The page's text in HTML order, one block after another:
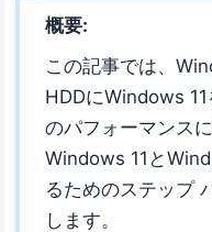
概要:
この記事では、
HDDにWindows
のパフォーマンス
Windows 11と
るためのステップ
します。